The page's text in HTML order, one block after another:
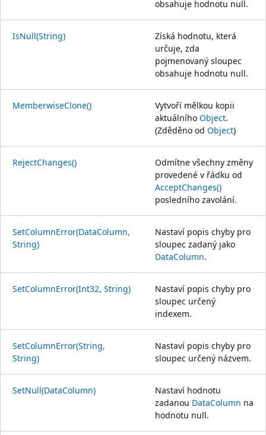
obsahuje hodnotu null.
IsNull(String)
Získá hodnotu, která
určuje, zda
pojmenovaný sloupec
obsahuje hodnotu null.
MemberwiseClone()
Vytvoří mělkou kopii
aktuálního Object.
(Zděděno od Object)
RejectChanges()
Odmítne všechny změny
provedené v řádku od
AcceptChanges()
posledního zavolání.
SetColumnError(DataColumn,
String)
Nastaví popis chyby pro
sloupec zadaný jako
DataColumn.
SetColumnError(Int32, String)
Nastaví popis chyby pro
sloupec určený
indexem.
SetColumnError(String,
String)
Nastaví popis chyby pro
sloupec určený názvem.
SetNull(DataColumn)
Nastaví hodnotu
zadanou DataColumn na
hodnotu null.